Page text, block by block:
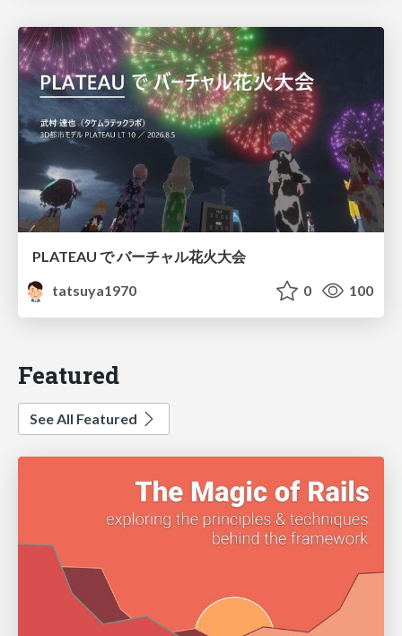
PLATEAU で バーチャル花火大会
tatsuya1970
0 100
Featured
See All Featured